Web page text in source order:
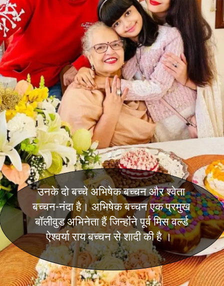
उनके दो बच्चे अभिषेक बच्चन और श्वेता
बच्चन-नंदा है। अभिषेक बच्चन एक प्रमुख
बॉलीवुड अभिनेता हैं जिन्होंने पूर्व मिस वर्ल्ड
ऐश्वर्या राय बच्चन से शादी की है ।